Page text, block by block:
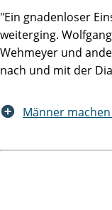
"Ein gnadenloser
weiterging.
Wehmeyer und
nach und mit der
Männer